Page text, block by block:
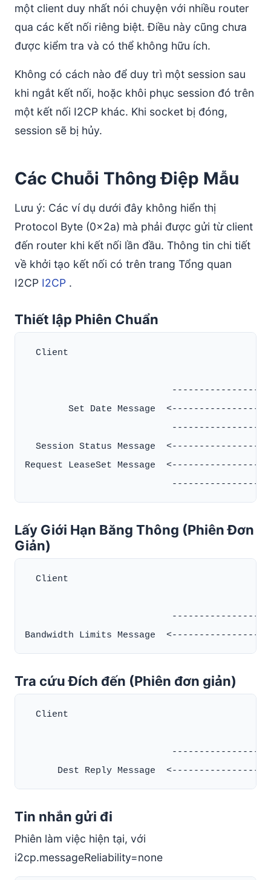
một client duy nhất nói chuyện với nhiều router
qua các kết nối riêng biệt. Điều này cũng chưa
được kiểm tra và có thể không hữu ích.
Không có cách nào để duy trì một session sau
khi ngắt kết nối, hoặc khôi phục session đó trên
một kết nối I2CP khác. Khi socket bị đóng,
session sẽ bị hủy.
Các Chuỗi Thông Điệp Mẫu
Lưu ý: Các ví dụ dưới đây không hiển thị
Protocol Byte (0x2a) mà phải được gửi từ client
đến router khi kết nối lần đầu. Thông tin chi tiết
về khởi tạo kết nối có trên trang Tổng quan
I2CP I2CP .
Thiết lập Phiên Chuẩn
Client
Set Date Message
Session Status Message
Request LeaseSet Message
Lấy Giới Hạn Băng Thông (Phiên Đơn
Giản)
Client
Tra cứu Đích đến (Phiên đơn giản)
Client
Tin nhắn gửi đi
Phiên làm việc hiện tại, với
i2cp.messageReliability=none